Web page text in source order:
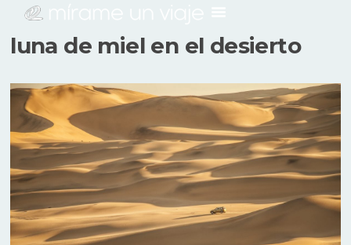
luna de miel en el desierto